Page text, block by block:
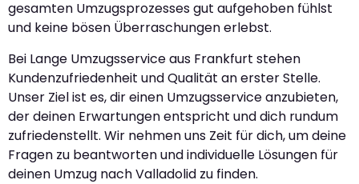
gesamten Umzugsprozesses gut aufgehoben fühlst
und keine bösen Überraschungen erlebst.
Bei Lange Umzugsservice aus Frankfurt stehen
Kundenzufriedenheit und Qualität an erster Stelle.
Unser Ziel ist es, dir einen Umzugsservice anzubieten,
der deinen Erwartungen entspricht und dich rundum
zufriedenstellt. Wir nehmen uns Zeit für dich, um deine
Fragen zu beantworten und individuelle Lösungen für
deinen Umzug nach Valladolid zu finden.